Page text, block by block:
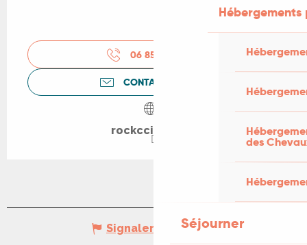
des
Séjourner
06 85 56 84
CONTACTEZ-NOUS
rockccitanie.fr
Signaler une erreur